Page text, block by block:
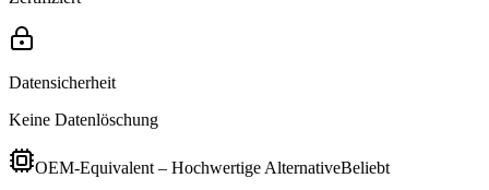
Datensicherheit
Keine Datenlöschung
OEM-Equivalent – Hochwertige AlternativeBeliebt